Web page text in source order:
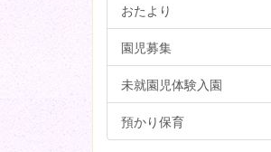
おたより
園児募集
未就園児体験入園
預かり保育